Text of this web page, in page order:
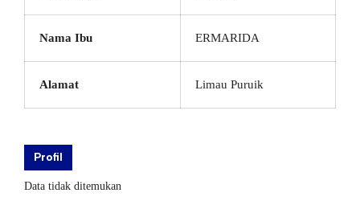
Nama Ibu ERMARIDA
Alamat Limau Puruik
Profil
Data tidak ditemukan